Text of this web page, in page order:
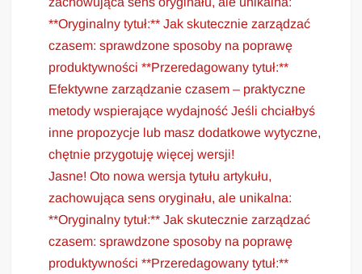
**Oryginalny tytuł:** Jak skutecznie zarządzać
czasem: sprawdzone sposoby na poprawę
produktywności **Przeredagowany tytuł:**
Efektywne zarządzanie czasem – praktyczne
metody wspierające wydajność Jeśli chciałbyś
inne propozycje lub masz dodatkowe wytyczne,
chętnie przygotuję więcej wersji!
Jasne! Oto nowa wersja tytułu artykułu,
zachowująca sens oryginału, ale unikalna:
**Oryginalny tytuł:** Jak skutecznie zarządzać
czasem: sprawdzone sposoby na poprawę
produktywności **Przeredagowany tytuł:**